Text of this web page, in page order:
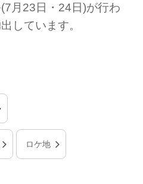
月23日・24日)が行わ
しています。
ロケ地